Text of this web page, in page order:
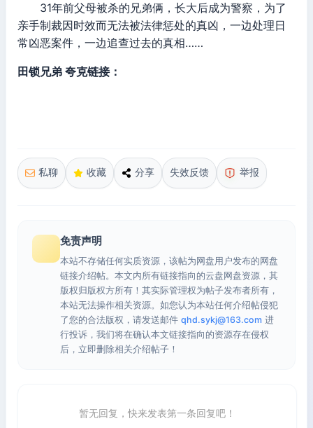
31年前父母被杀的兄弟俩，长大后成为警察，为了
亲手制裁因时效而无法被法律惩处的真凶，一边处理日
常凶恶案件，一边追查过去的真相……
田锁兄弟 夸克链接：
私聊 收藏 分享 失效反馈 举报
免责声明
本站不存储任何实质资源，该帖为网盘用户发布的网盘
链接介绍帖。本文内所有链接指向的云盘网盘资源，其
版权归版权方所有！其实际管理权为帖子发布者所有，
本站无法操作相关资源。如您认为本站任何介绍帖侵犯
了您的合法版权，请发送邮件 qhd.sykj@163.com 进
行投诉，我们将在确认本文链接指向的资源存在侵权
后，立即删除相关介绍帖子！
暂无回复，快来发表第一条回复吧！